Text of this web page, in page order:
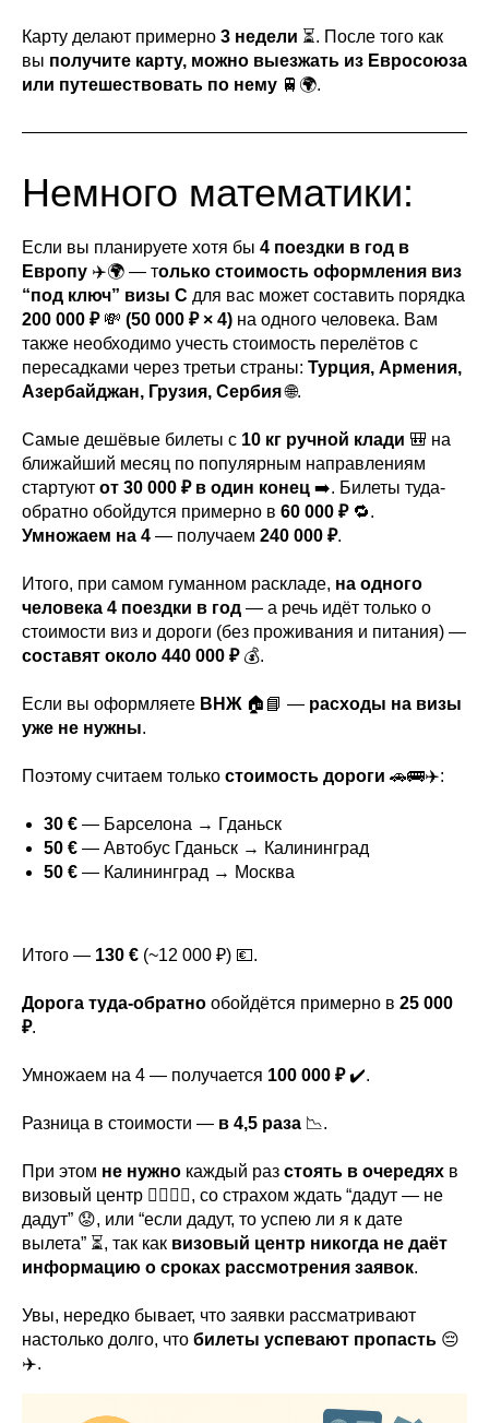
Карту делают примерно 3 недели ⏳. После того как
вы получите карту, можно выезжать из Евросоюза
или путешествовать по нему 🚆🌍.
Немного математики:
Если вы планируете хотя бы 4 поездки в год в
Европу ✈️🌍 — только стоимость оформления виз
“под ключ” визы С для вас может составить порядка
200 000 ₽💸 (50 000 ₽ × 4) на одного человека. Вам
также необходимо учесть стоимость перелётов с
пересадками через третьи страны: Турция, Армения,
Азербайджан, Грузия, Сербия🌐.
Самые дешёвые билеты с 10 кг ручной клади 🎒 на
ближайший месяц по популярным направлениям
стартуют от 30 000 ₽ в один конец ➡️. Билеты туда-
обратно обойдутся примерно в 60 000 ₽🔁.
Умножаем на 4 — получаем 240 000 ₽.
Итого, при самом гуманном раскладе, на одного
человека 4 поездки в год — а речь идёт только о
стоимости виз и дороги (без проживания и питания) —
составят около 440 000 ₽💰.
Если вы оформляете ВНЖ 🏠📘 — расходы на визы
уже не нужны.
Поэтому считаем только стоимость дороги 🚗🚌✈️:
30 € — Барселона → Гданьск
50 € — Автобус Гданьск → Калининград
50 € — Калининград → Москва
Итого — 130 € (~12 000 ₽) 💶.
Дорога туда-обратно обойдётся примерно в 25 000
₽.
Умножаем на 4 — получается 100 000 ₽✔️.
Разница в стоимости — в 4,5 раза 📉.
При этом не нужно каждый раз стоять в очередях в
визовый центр 🧍‍♂️🧍‍♀️, со страхом ждать “дадут — не
дадут” 😟, или “если дадут, то успею ли я к дате
вылета” ⏳, так как визовый центр никогда не даёт
информацию о сроках рассмотрения заявок.
Увы, нередко бывает, что заявки рассматривают
настолько долго, что билеты успевают пропасть 😔
✈️.
ОТПРАВЛЯЯ ЭТО СООБЩЕНИЕ ВЫ СОГЛАШАЕТЕСЬ С
ПОЛИТИКОЙ ОБРАБОТКИ ДАННЫХ
TELEGRAM
INSTAGRAM
FAQ
УСЛУГИ
ПОЛИТИКА КОНФИДЕНЦИАЛЬНОСТИ
WHATSAPP: +34 610 375 445
WHATSAPP: +7 969 207 95 19
TERRANOSTRA@TERRANOSTRA.ES
TORREVIEJA (ALICANTE) ESPANA 03182
КОНТАКТЫ
ПОЛЬЗОВАТЕЛЬСКОЕ СОГЛАШЕНИЕ
FACEBOOK